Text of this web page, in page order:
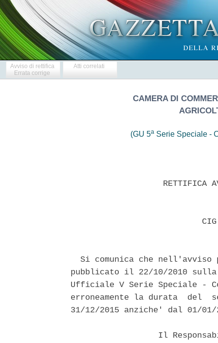
Avviso di rettifica
Errata corrige
Atti correlati
CAMERA DI
(GU 5a Serie Speciale -
RETTIFICA
Si comunica che nell'avviso
pubblicato il 22/10/2010
Ufficiale V Serie Speciale -
erroneamente la durata  del
31/12/2015 anziche' dal 01/
Il